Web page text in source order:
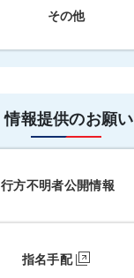
その他
情報提供のお願い
行方不明者公開情報
指名手配